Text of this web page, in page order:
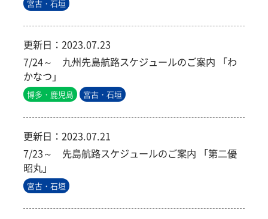
宮古・石垣
更新日： 2023.07.23
7/24～ 九州先島航路スケジュールのご案内 「わ
かなつ」
博多・鹿児島 宮古・石垣
更新日： 2023.07.21
7/23～ 先島航路スケジュールのご案内 「第二優
昭丸」
宮古・石垣